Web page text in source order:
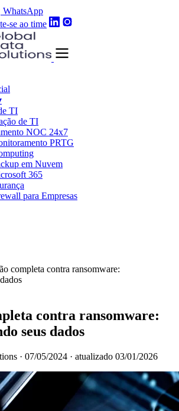
WhatsApp
se ao time
TI
de TI
NOC 24x7
PRTG
em Nuvem
365
para Empresas
completa contra ransomware:
contra ransomware:
seus dados
· 07/05/2024 · atualizado 03/01/2026